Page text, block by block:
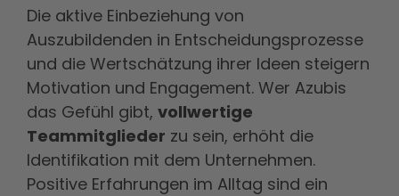
Die aktive Einbeziehung von
Auszubildenden in Entscheidungsprozesse
und die Wertschätzung ihrer Ideen steigern
Motivation und Engagement. Wer Azubis
das Gefühl gibt, vollwertige
Teammitglieder zu sein, erhöht die
Identifikation mit dem Unternehmen.
Positive Erfahrungen im Alltag sind ein